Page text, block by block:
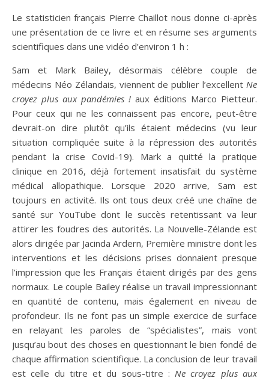
Le statisticien français Pierre Chaillot nous donne ci-après
une présentation de ce livre et en résume ses arguments
scientifiques dans une vidéo d’environ 1 h :
Sam et Mark Bailey, désormais célèbre couple de
médecins Néo Zélandais, viennent de publier l’excellent Ne
croyez plus aux pandémies ! aux éditions Marco Pietteur.
Pour ceux qui ne les connaissent pas encore, peut-être
devrait-on dire plutôt qu’ils étaient médecins (vu leur
situation compliquée suite à la répression des autorités
pendant la crise Covid-19). Mark a quitté la pratique
clinique en 2016, déjà fortement insatisfait du système
médical allopathique. Lorsque 2020 arrive, Sam est
toujours en activité. Ils ont tous deux créé une chaîne de
santé sur YouTube dont le succès retentissant va leur
attirer les foudres des autorités. La Nouvelle-Zélande est
alors dirigée par Jacinda Ardern, Première ministre dont les
interventions et les décisions prises donnaient presque
l’impression que les Français étaient dirigés par des gens
normaux. Le couple Bailey réalise un travail impressionnant
en quantité de contenu, mais également en niveau de
profondeur. Ils ne font pas un simple exercice de surface
en relayant les paroles de “spécialistes”, mais vont
jusqu’au bout des choses en questionnant le bien fondé de
chaque affirmation scientifique. La conclusion de leur travail
est celle du titre et du sous-titre :Ne croyez plus aux